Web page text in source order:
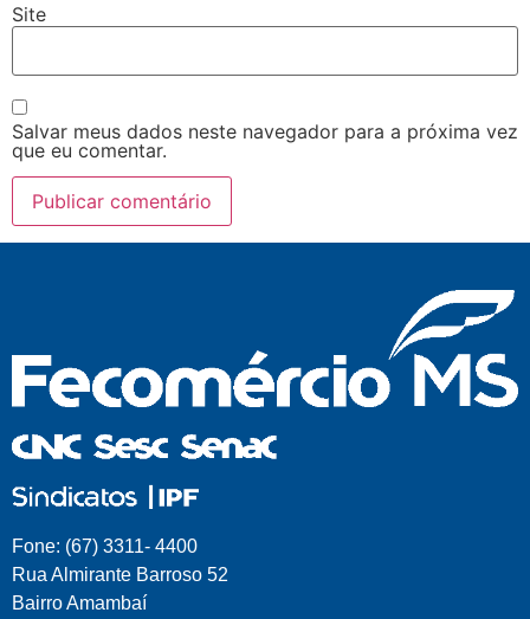
Site
Salvar meus dados neste navegador para a próxima vez
que eu comentar.
Fone: (67) 3311- 4400
Rua Almirante Barroso 52
Bairro Amambaí